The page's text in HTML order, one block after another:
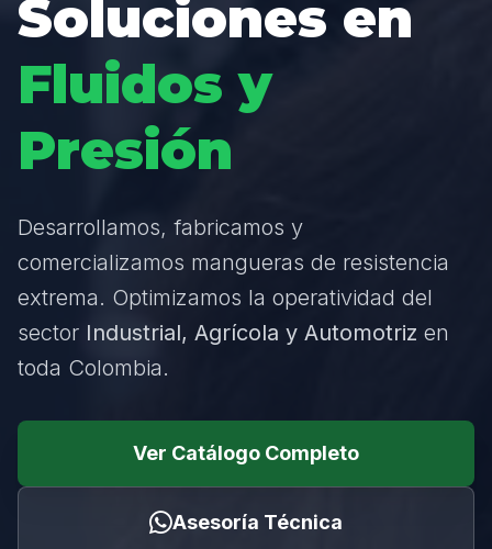
Soluciones en
Fluidos y
Presión
Desarrollamos, fabricamos y
comercializamos mangueras de resistencia
extrema. Optimizamos la operatividad del
sector Industrial, Agrícola y Automotriz en
toda Colombia.
Ver Catálogo Completo
Asesoría Técnica